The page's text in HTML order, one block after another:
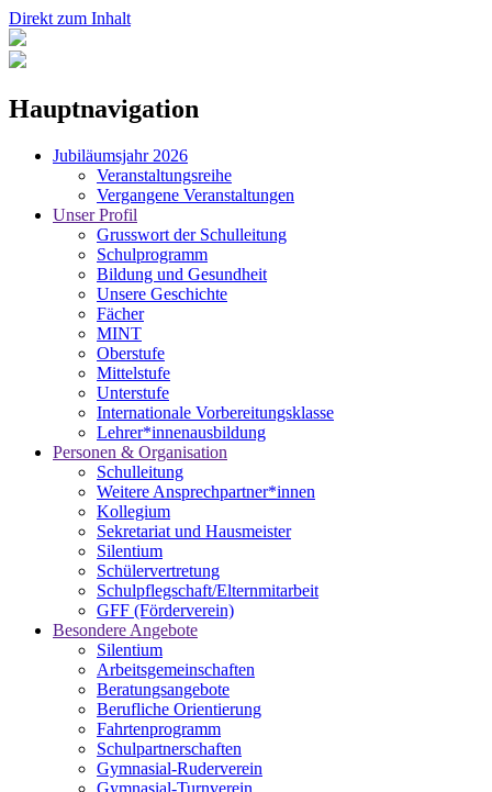
Direkt zum Inhalt
Hauptnavigation
Jubiläumsjahr 2026
Veranstaltungsreihe
Vergangene Veranstaltungen
Unser Profil
Grusswort der Schulleitung
Schulprogramm
Bildung und Gesundheit
Unsere Geschichte
Fächer
MINT
Oberstufe
Mittelstufe
Unterstufe
Internationale Vorbereitungsklasse
Lehrer*innenausbildung
Personen & Organisation
Schulleitung
Weitere Ansprechpartner*innen
Kollegium
Sekretariat und Hausmeister
Silentium
Schülervertretung
Schulpflegschaft/Elternmitarbeit
GFF (Förderverein)
Besondere Angebote
Silentium
Arbeitsgemeinschaften
Beratungsangebote
Berufliche Orientierung
Fahrtenprogramm
Schulpartnerschaften
Gymnasial-Ruderverein
Gymnasial-Turnverein